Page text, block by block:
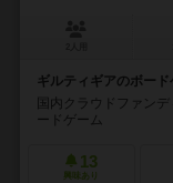
ギルティギアのボード
国内クラウドファン
ードゲーム
13
興味あり